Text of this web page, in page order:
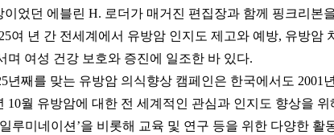
었던 에블린 H. 로더가 매거진 편집장과 함께 핑크리본
여 년 간 전세계에서 유방암 인지도 제고와 예방, 유방암
며 여성 건강 보호와 증진에 일조한 바 있다.
년째를 맞는 유방암 의식향상 캠페인은 한국에서도 2001
10월 유방암에 대한 전 세계적인 관심과 인지도 향상을
루미네이션’을 비롯해 교육 및 연구 등을 위한 다양한 활